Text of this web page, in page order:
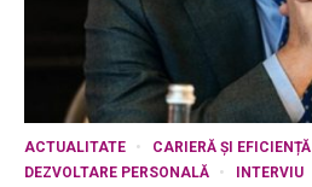
ACTUALITATE
CARIERĂ ȘI EFICIENȚĂ
DEZVOLTARE PERSONALĂ
INTERVIU